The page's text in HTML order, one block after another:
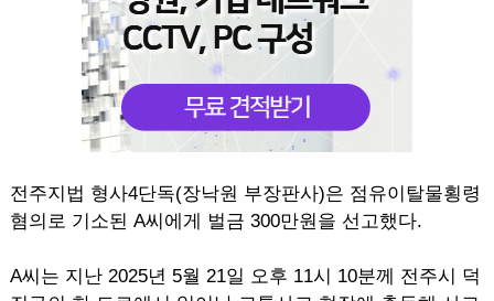
전주지법 형사4단독(장낙원 부장판사)은 점유이탈물횡령
혐의로 기소된 A씨에게 벌금 300만원을 선고했다.
A씨는 지난 2025년 5월 21일 오후 11시 10분께 전주시 덕